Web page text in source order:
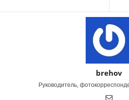
brehov
Руководитель,